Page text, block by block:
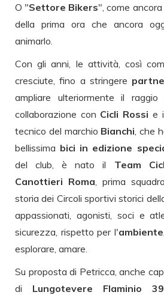
O "Settore Bikers", come
della prima ora che ancora
animarlo.
Con gli anni, le attività, così
cresciute, fino a stringere
ampliare ulteriormente il
collaborazione con Cicli Rossi e
tecnico del marchio Bianchi , che
bellissima bici in edizione
del club, è nato il Team
Canottieri Roma , prima
storia dei Circoli sportivi storici
appassionati, agonisti, soci e
sicurezza, rispetto per l'ambiente
esplorare, amare.
Su proposta di Petricca, anche
di Lungotevere Flaminio